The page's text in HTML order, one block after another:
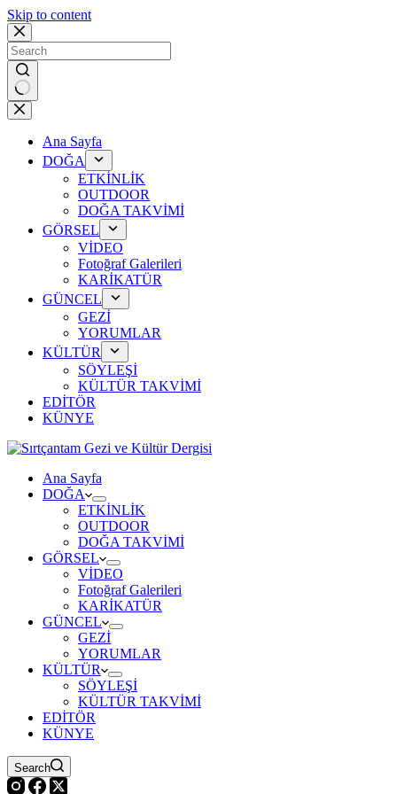
Skip to content
No
results
Ana Sayfa
DOĞA
ETKİNLİK
OUTDOOR
DOĞA TAKVİMİ
GÖRSEL
VİDEO
Fotoğraf Galerileri
KARİKATÜR
GÜNCEL
GEZİ
YORUMLAR
KÜLTÜR
SÖYLEŞİ
KÜLTÜR TAKVİMİ
EDİTÖR
KÜNYE
Ana Sayfa
DOĞA
ETKİNLİK
OUTDOOR
DOĞA TAKVİMİ
GÖRSEL
VİDEO
Fotoğraf Galerileri
KARİKATÜR
GÜNCEL
GEZİ
YORUMLAR
KÜLTÜR
SÖYLEŞİ
KÜLTÜR TAKVİMİ
EDİTÖR
KÜNYE
Search